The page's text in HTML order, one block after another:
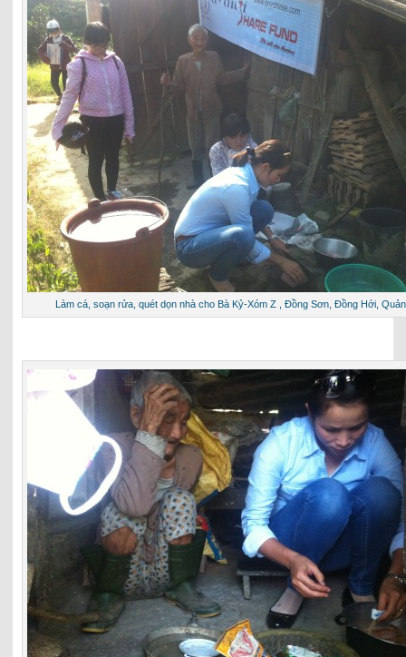
Làm cá, soạn rửa, quét dọn nhà cho Bà Kỷ-Xóm Z , Đồng Sơn, Đồng Hới,